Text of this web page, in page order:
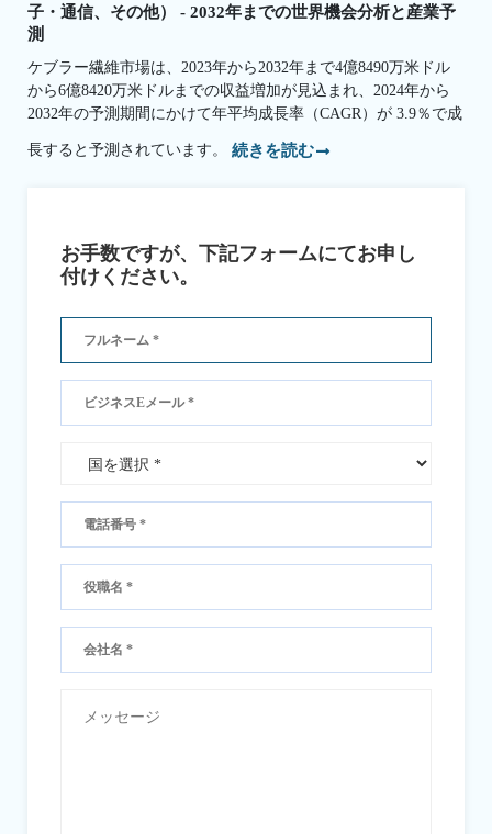
子・通信、その他） - 2032年までの世界機会分析と産業予
測
ケブラー繊維市場は、2023年から2032年まで4億8490万米ドル
から6億8420万米ドルまでの収益増加が見込まれ、2024年から
2032年の予測期間にかけて年平均成長率（CAGR）が 3.9％で成
長すると予測されています。 続きを読む
お手数ですが、下記フォームにてお申し
付けください。